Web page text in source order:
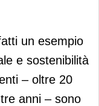
un esempio
e sostenibilità
– oltre 20
anni – sono